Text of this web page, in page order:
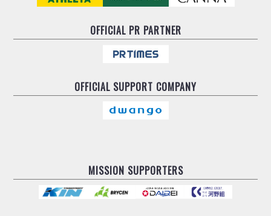
OFFICIALPR PARTNER
OFFICIAL SUPPORT COMPANY
MISSION SUPPORTERS